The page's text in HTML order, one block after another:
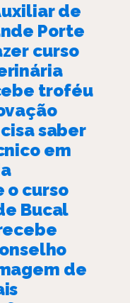
de
Porte
curso
troféu
saber
em
o curso
Bucal
de